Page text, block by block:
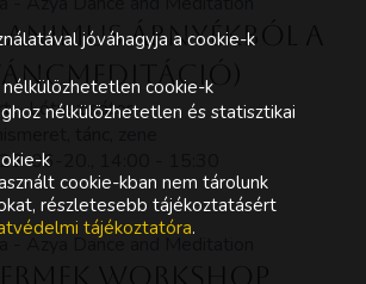
Animus Árnyékból a
- Lótusz sátor
tánc, zene
06-20., 14:00 - 15:30
- Azya Dance and Meditation
jóváhagyja a cookie-k
cookie-k
nélkülözhetetlen és statisztikai
k
cookie-kban nem tárolunk
részletesebb tájékoztatásért
tájékoztatóra.